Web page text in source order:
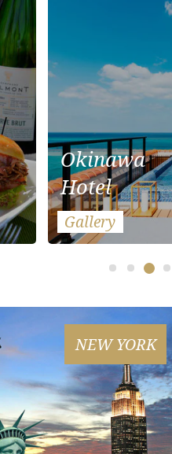
Okinawa
Hotel
Gallery
NEW YORK